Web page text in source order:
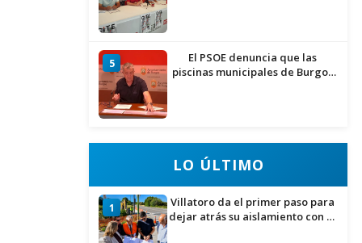
5
El PSOE denuncia que las
piscinas municipales de Burgos
LO ÚLTIMO
1
Villatoro da el primer paso para
dejar atrás su aislamiento con el